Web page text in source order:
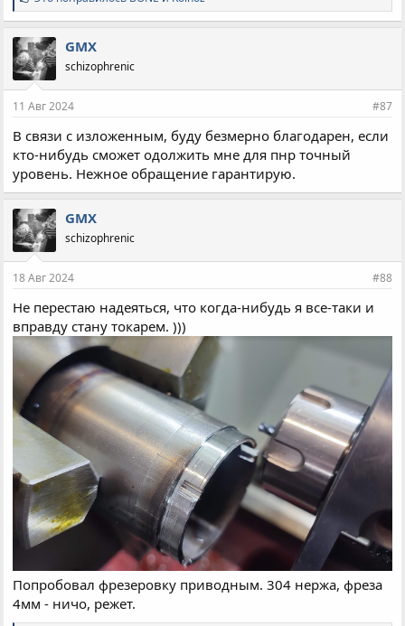
и
м
п
а
т
и
:
GMX
schizophrenic
11 Авг 2024 #87
В связи с изложенным, буду безмерно благодарен, если
кто-нибудь сможет одолжить мне для пнр точный
уровень. Нежное обращение гарантирую.
GMX
schizophrenic
18 Авг 2024 #88
Не перестаю надеяться, что когда-нибудь я все-таки и
вправду стану токарем. )))
Попробовал фрезеровку приводным. 304 нержа, фреза
4мм - ничо, режет.